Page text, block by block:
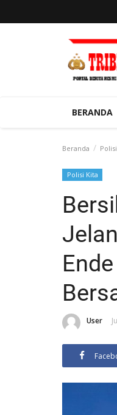
BERANDA
Beranda
Polisi Kita
User